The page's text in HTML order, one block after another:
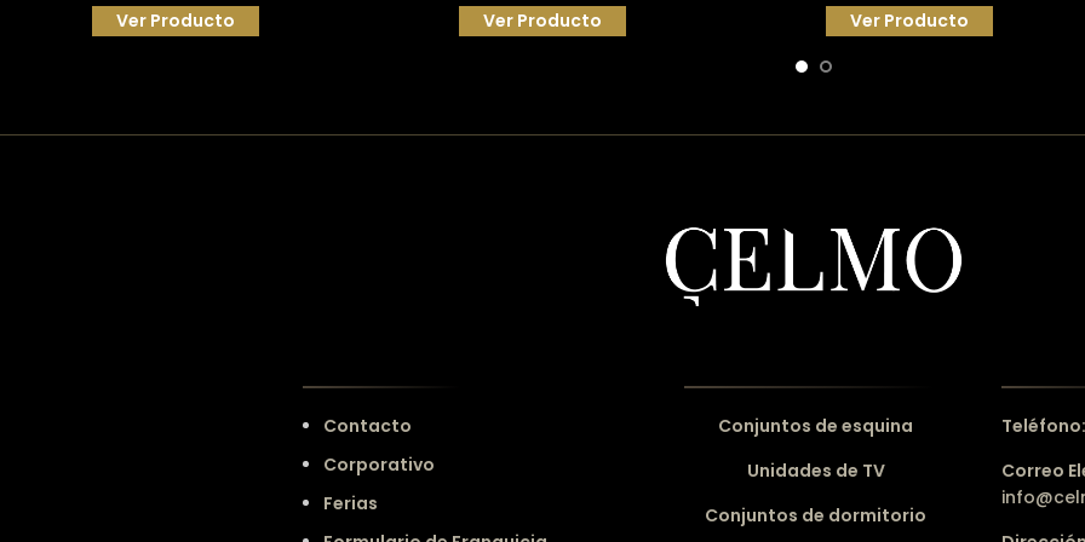
Ver Producto Ver Producto Ver Producto
Contacto
Corporativo
Ferias
Conjuntos de esquina
Unidades de TV
Conjuntos de dormitorio
Teléfono:
Correo